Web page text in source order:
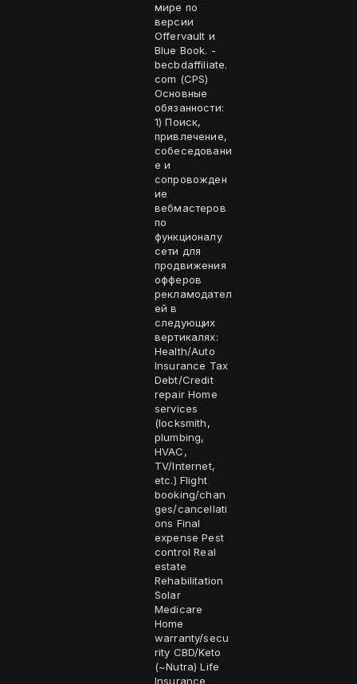
мире по
версии
Offervault и
Blue Book. -
becbdaffiliate.
com (CPS)
Основные
обязанности:
1) Поиск,
привлечение,
собеседовани
е и
сопровожден
ие
вебмастеров
по
функционалу
сети для
продвижения
офферов
рекламодател
ей в
следующих
вертикалях:
Health/Auto
Insurance Tax
Debt/Credit
repair Home
services
(locksmith,
plumbing,
HVAC,
TV/Internet,
etc.) Flight
booking/chan
ges/cancellati
ons Final
expense Pest
control Real
estate
Rehabilitation
Solar
Medicare
Home
warranty/secu
rity CBD/Keto
(~Nutra) Life
Insurance